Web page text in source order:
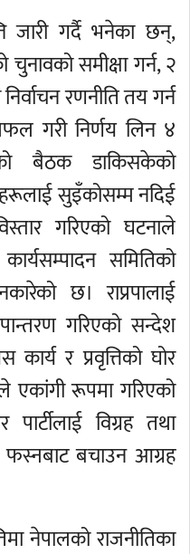
जारी गर्दै भनेका छन्,
चुनावको समीक्षा गर्न, २
रणनीति तय गर्न
गरी निर्णय लिन ४
बैठक डाकिसकेको
सुइँकोसम्म नदिई
गरिएको घटनाले
समितिको
छ। राप्रपालाई
गरिएको सन्देश
र प्रवृत्तिको घोर
एकांगी रूपमा गरिएको
विग्रह तथा
फस्नबाट बचाउन आग्रह
नेपालको राजनीतिका